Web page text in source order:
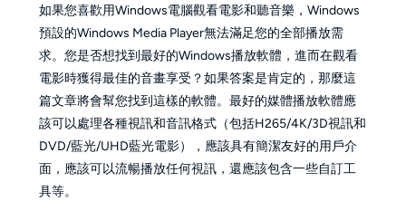
如果您喜歡用Windows電腦觀看電影和聽音樂，Windows
預設的Windows Media Player無法滿足您的全部播放需
求。您是否想找到最好的Windows播放軟體，進而在觀看
電影時獲得最佳的音畫享受？如果答案是肯定的，那麼這
篇文章將會幫您找到這樣的軟體。最好的媒體播放軟體應
該可以處理各種視訊和音訊格式（包括H265/4K/3D視訊和
DVD/藍光/UHD藍光電影），應該具有簡潔友好的用戶介
面，應該可以流暢播放任何視訊，還應該包含一些自訂工
具等。